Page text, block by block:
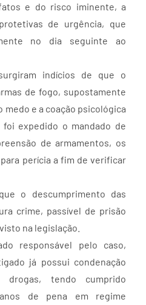
e do risco iminente, a
de urgência, que
no dia seguinte ao
indícios de que o
de fogo, supostamente
e a coação psicológica
expedido o mandado de
de armamentos, os
perícia a fim de verificar
o descumprimento das
crime, passível de prisão
na legislação.
responsável pelo caso,
já possui condenação
tendo cumprido
de pena em regime